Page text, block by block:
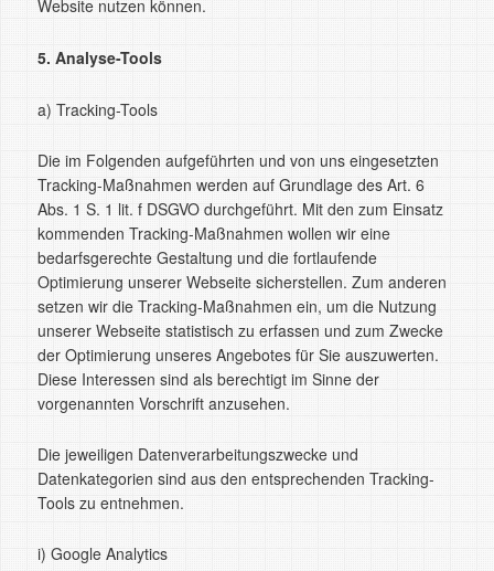
Website nutzen können.
5. Analyse-Tools
a) Tracking-Tools
Die im Folgenden aufgeführten und von uns eingesetzten
Tracking-Maßnahmen werden auf Grundlage des Art. 6
Abs. 1 S. 1 lit. f DSGVO durchgeführt. Mit den zum Einsatz
kommenden Tracking-Maßnahmen wollen wir eine
bedarfsgerechte Gestaltung und die fortlaufende
Optimierung unserer Webseite sicherstellen. Zum anderen
setzen wir die Tracking-Maßnahmen ein, um die Nutzung
unserer Webseite statistisch zu erfassen und zum Zwecke
der Optimierung unseres Angebotes für Sie auszuwerten.
Diese Interessen sind als berechtigt im Sinne der
vorgenannten Vorschrift anzusehen.
Die jeweiligen Datenverarbeitungszwecke und
Datenkategorien sind aus den entsprechenden Tracking-
Tools zu entnehmen.
i) Google Analytics